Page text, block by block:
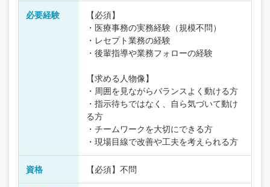
必要経験
【必須】
・医療事務の実務経験（規模不問）
・レセプト業務の経験
・後輩指導や業務フォローの経験
【求める人物像】
・周囲を見ながらバランスよく動ける方
・指示待ちではなく、自ら気づいて動け
る方
・チームワークを大切にできる方
・現場目線で改善や工夫を考えられる方
資格 【必須】不問